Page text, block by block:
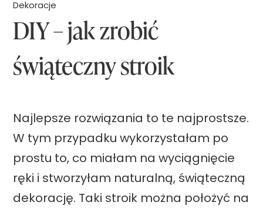
n
t
o
w
n
a
o
s
t
Dekoracje
DIY – jak zrobić
świąteczny stroik
Najlepsze rozwiązania to te najprostsze.
W tym przypadku wykorzystałam po
prostu to, co miałam na wyciągnięcie
ręki i stworzyłam naturalną, świąteczną
dekorację. Taki stroik można położyć na